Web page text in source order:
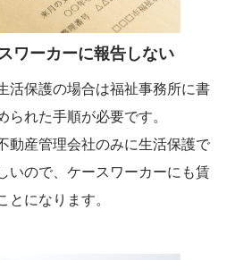
ワーカーに報告しない
活保護の場合は福祉事務所に書
られた手順が必要です。
動産管理会社のみに生活保護で
いので、ケースワーカーにも賃
とになります。